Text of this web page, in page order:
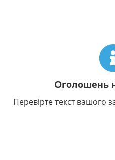
Оголошень
Перевірте текст вашого